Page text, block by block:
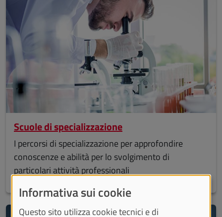
Scuole di specializzazione
I percorsi di specializzazione per approfondire
conoscenze e abilità per lo svolgimento di
particolari attività professionali
Informativa sui cookie
Questo sito utilizza cookie tecnici e di